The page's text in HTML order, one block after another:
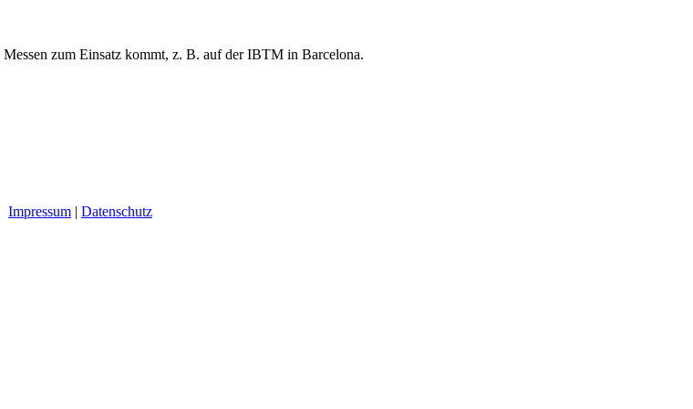
zum Einsatz kommt, z. B. auf der IBTM in Barcelona.
Impressum | Datenschutz